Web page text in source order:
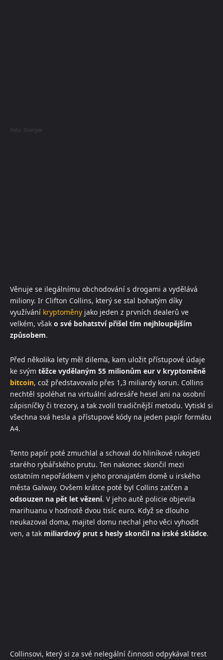
Foto: Starryai
Věnuje se ilegálnímu obchodování s drogami a vydělává
miliony. Ir Clifton Collins, který se stal bohatým díky
využívání kryptoměny jako jeden z prvních dealerů ve
velkém, však o své bohatství přišel tím nejhloupějším
způsobem.
Před několika lety měl dilema, kam uložit přístupové údaje
ke svým těžce vydělaným 55 milionům eur v kryptoměně
bitcoin, což představovalo přes 1,3 miliardy korun. Collins
nechtěl spoléhat na virtuální adresáře hesel ani na osobní
zápisníčky či trezory, a tak zvolil tradičnější metodu. Vytiskl si
všechna svá hesla a přístupové kódy na jeden papír formátu
A4.
Tento papír poté zmuchlal a schoval do hliníkové rukojeti
starého rybářského prutu. Ten nakonec skončil mezi
ostatním nepořádkem v jeho pronajatém domě u irského
města Galway. Ovšem krátce poté byl Collins zatčen a
odsouzen na pět let vězení. V jeho autě policie objevila
marihuanu v hodnotě dvou tisíc euro. Když se dlouho
neukazoval doma, majitel domu nechal jeho věci vyhodit
ven, a tak miliardový prut s hesly skončil na irské skládce.
Collinsovi, který si za své nelegální činnosti odpykával trest